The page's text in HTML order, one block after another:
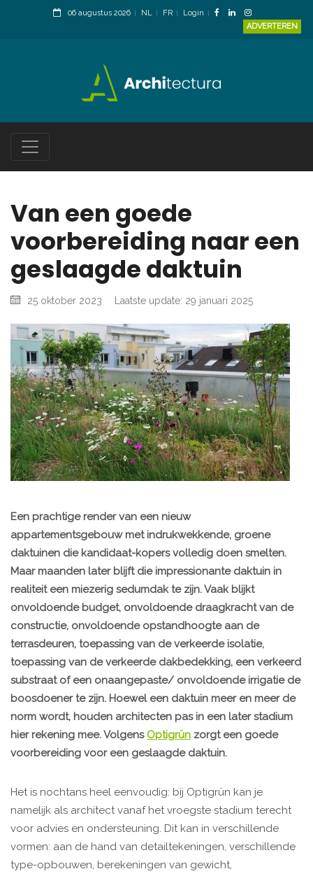
06 augustus 2026 NL FR
Login
ADVERTEREN
Van een goede
voorbereiding naar een
geslaagde daktuin
25 oktober 2023 Laatste update: 29 januari 2025
Een prachtige render van een nieuw
appartementsgebouw met indrukwekkende, groene
daktuinen die kandidaat-kopers volledig doen smelten.
Maar maanden later blijft die impressionante daktuin in
realiteit een miezerig sedumdak te zijn. Vaak blijkt
onvoldoende budget, onvoldoende draagkracht van de
constructie, onvoldoende opstandhoogte aan de
terrasdeuren, toepassing van de verkeerde isolatie,
toepassing van de verkeerde dakbedekking, een verkeerd
substraat of een onaangepaste/ onvoldoende irrigatie de
boosdoener te zijn. Hoewel een daktuin meer en meer de
norm wordt, houden architecten pas in een later stadium
hier rekening mee. Volgens Optigrün zorgt een goede
voorbereiding voor een geslaagde daktuin.
Het is nochtans heel eenvoudig: bij Optigrün kan je
namelijk als architect vanaf het vroegste stadium terecht
voor advies en ondersteuning. Dit kan in verschillende
vormen: aan de hand van detailtekeningen, verschillende
type-opbouwen, berekeningen van gewicht,